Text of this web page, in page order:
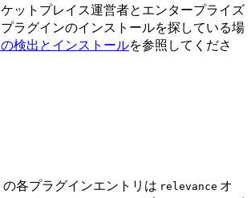
ットプレイス運営者とエンタープライズ
ラグインのインストールを探している場
検出とインストールを参照してくださ
の各プラグインエントリは relevance オ